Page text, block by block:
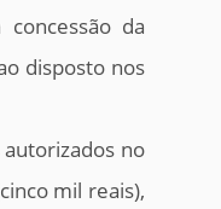
da
disposto nos
no
mil reais),